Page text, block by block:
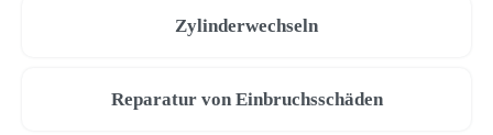
Zylinderwechseln
Reparatur von Einbruchsschäden